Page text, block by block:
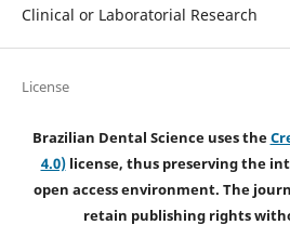
Clinical or Laboratorial Research
License
Brazilian Dental Science uses the
4.0)license, thus preserving the
open access environment. The
retain publishing rights